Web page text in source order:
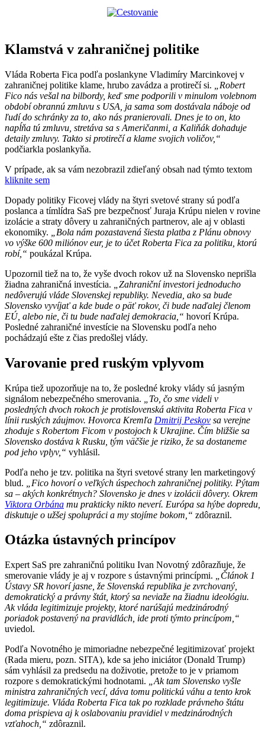
Klamstvá v zahraničnej politike
Vláda Roberta Fica podľa poslankyne Vladimíry Marcinkovej v
zahraničnej politike klame, hrubo zavádza a protirečí si.
„Robert
Fico nás vešal na bilbordy, keď sme podporili v minulom volebnom
období obrannú zmluvu s USA, ja sama som dostávala náboje od
ľudí do schránky za to, ako nás pranierovali. Dnes je to on, kto
napĺňa tú zmluvu, stretáva sa s Američanmi, a Kaliňák dohaduje
detaily zmluvy. Takto si protirečí a klame svojich voličov,“
podčiarkla poslankyňa.
V prípade, ak sa vám nezobrazil zdieľaný obsah nad týmto textom
kliknite sem
Dopady politiky Ficovej vlády na štyri svetové strany sú podľa
poslanca a tímlídra SaS pre bezpečnosť Juraja Krúpu nielen v rovine
izolácie a straty dôvery u zahraničných partnerov, ale aj v oblasti
ekonomiky.
„Bola nám pozastavená šiesta platba z Plánu obnovy
vo výške 600 miliónov eur, je to účet Roberta Fica za politiku, ktorú
robí,“ poukázal Krúpa.
Upozornil tiež na to, že vyše dvoch rokov už na Slovensko neprišla
žiadna zahraničná investícia.
„Zahraniční investori jednoducho
nedôverujú vláde Slovenskej republiky. Nevedia, ako sa bude
Slovensko vyvíjať a kde bude o päť rokov, či bude naďalej členom
EÚ, alebo nie, či tu bude naďalej demokracia,“ hovorí Krúpa.
Posledné zahraničné investície na Slovensku podľa neho
pochádzajú ešte z čias predošlej vlády.
Varovanie pred ruským vplyvom
Krúpa tiež upozorňuje na to, že posledné kroky vlády sú jasným
signálom nebezpečného smerovania.
„To, čo sme videli v
posledných dvoch rokoch je protislovenská aktivita Roberta Fica v
línii ruských záujmov. Hovorca Kremľa Dmitrij Peskov sa verejne
zhoduje s Robertom Ficom v postojoch k Ukrajine. Čím bližšie sa
Slovensko dostáva k Rusku, tým väčšie je riziko, že sa dostaneme
pod jeho vplyv,“ vyhlásil.
Podľa neho je tzv. politika na štyri svetové strany len marketingový
blud.
„Fico hovorí o veľkých úspechoch zahraničnej politiky. Pýtam
sa – akých konkrétnych? Slovensko je dnes v izolácii dôvery. Okrem
Viktora Orbána mu prakticky nikto neverí. Európa sa hýbe dopredu,
diskutuje o užšej spolupráci a my stojíme bokom,“ zdôraznil.
Otázka ústavných princípov
Expert SaS pre zahraničnú politiku Ivan Novotný zdôrazňuje, že
smerovanie vlády je aj v rozpore s ústavnými princípmi.
„Článok 1
Ústavy SR hovorí jasne, že Slovenská republika je zvrchovaný,
demokratický a právny štát, ktorý sa neviaže na žiadnu ideológiu.
Ak vláda legitimizuje projekty, ktoré narúšajú medzinárodný
poriadok postavený na pravidlách, ide proti týmto princípom,“
uviedol.
Podľa Novotného je mimoriadne nebezpečné legitimizovať projekt
(Rada mieru, pozn. SITA), kde sa jeho iniciátor (Donald Trump)
sám vyhlásil za predsedu na doživotie, pretože to je v priamom
rozpore s demokratickými hodnotami.
„Ak tam Slovensko vyšle
ministra zahraničných vecí, dáva tomu politickú váhu a tento krok
legitimizuje. Vláda Roberta Fica tak po rozklade právneho štátu
doma prispieva aj k oslabovaniu pravidiel v medzinárodných
vzťahoch,“ zdôraznil.